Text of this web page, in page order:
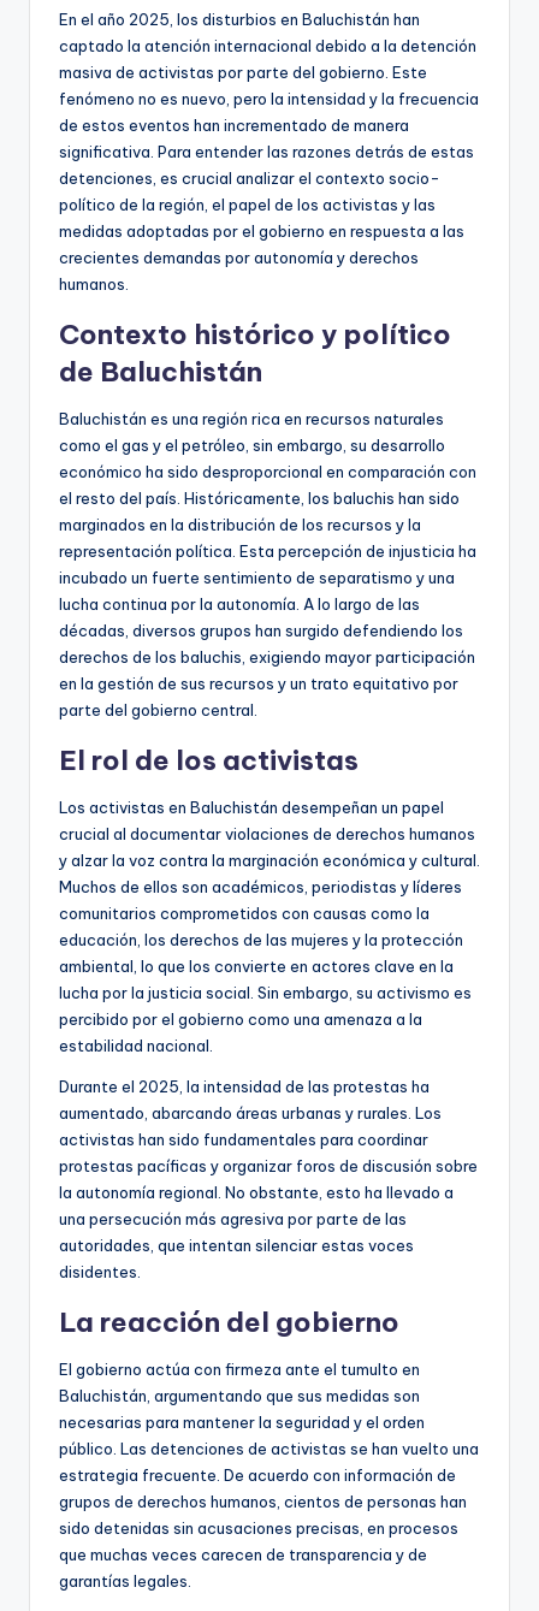
En el año 2025, los disturbios en Baluchistán han
captado la atención internacional debido a la detención
masiva de activistas por parte del gobierno. Este
fenómeno no es nuevo, pero la intensidad y la frecuencia
de estos eventos han incrementado de manera
significativa. Para entender las razones detrás de estas
detenciones, es crucial analizar el contexto socio-
político de la región, el papel de los activistas y las
medidas adoptadas por el gobierno en respuesta a las
crecientes demandas por autonomía y derechos
humanos.
Contexto histórico y político
de Baluchistán
Baluchistán es una región rica en recursos naturales
como el gas y el petróleo, sin embargo, su desarrollo
económico ha sido desproporcional en comparación con
el resto del país. Históricamente, los baluchis han sido
marginados en la distribución de los recursos y la
representación política. Esta percepción de injusticia ha
incubado un fuerte sentimiento de separatismo y una
lucha continua por la autonomía. A lo largo de las
décadas, diversos grupos han surgido defendiendo los
derechos de los baluchis, exigiendo mayor participación
en la gestión de sus recursos y un trato equitativo por
parte del gobierno central.
El rol de los activistas
Los activistas en Baluchistán desempeñan un papel
crucial al documentar violaciones de derechos humanos
y alzar la voz contra la marginación económica y cultural.
Muchos de ellos son académicos, periodistas y líderes
comunitarios comprometidos con causas como la
educación, los derechos de las mujeres y la protección
ambiental, lo que los convierte en actores clave en la
lucha por la justicia social. Sin embargo, su activismo es
percibido por el gobierno como una amenaza a la
estabilidad nacional.
Durante el 2025, la intensidad de las protestas ha
aumentado, abarcando áreas urbanas y rurales. Los
activistas han sido fundamentales para coordinar
protestas pacíficas y organizar foros de discusión sobre
la autonomía regional. No obstante, esto ha llevado a
una persecución más agresiva por parte de las
autoridades, que intentan silenciar estas voces
disidentes.
La reacción del gobierno
El gobierno actúa con firmeza ante el tumulto en
Baluchistán, argumentando que sus medidas son
necesarias para mantener la seguridad y el orden
público. Las detenciones de activistas se han vuelto una
estrategia frecuente. De acuerdo con información de
grupos de derechos humanos, cientos de personas han
sido detenidas sin acusaciones precisas, en procesos
que muchas veces carecen de transparencia y de
garantías legales.